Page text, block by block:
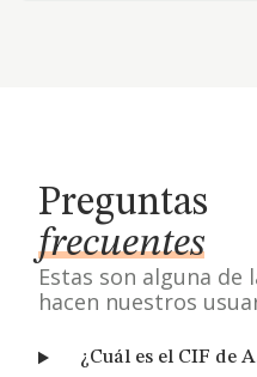
Preguntas
frecuentes
Estas son alguna de
hacen nuestros
¿Cuál es el CIF de